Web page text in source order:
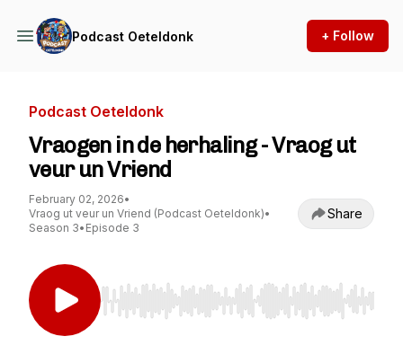
Podcast Oeteldonk + Follow
Podcast Oeteldonk
Vraogen in de herhaling - Vraog ut
veur un Vriend
February 02, 2026•
Vraog ut veur un Vriend (Podcast Oeteldonk)•
Season 3• Episode 3
Share
Use Left/Right to seek, Home/End to jump to